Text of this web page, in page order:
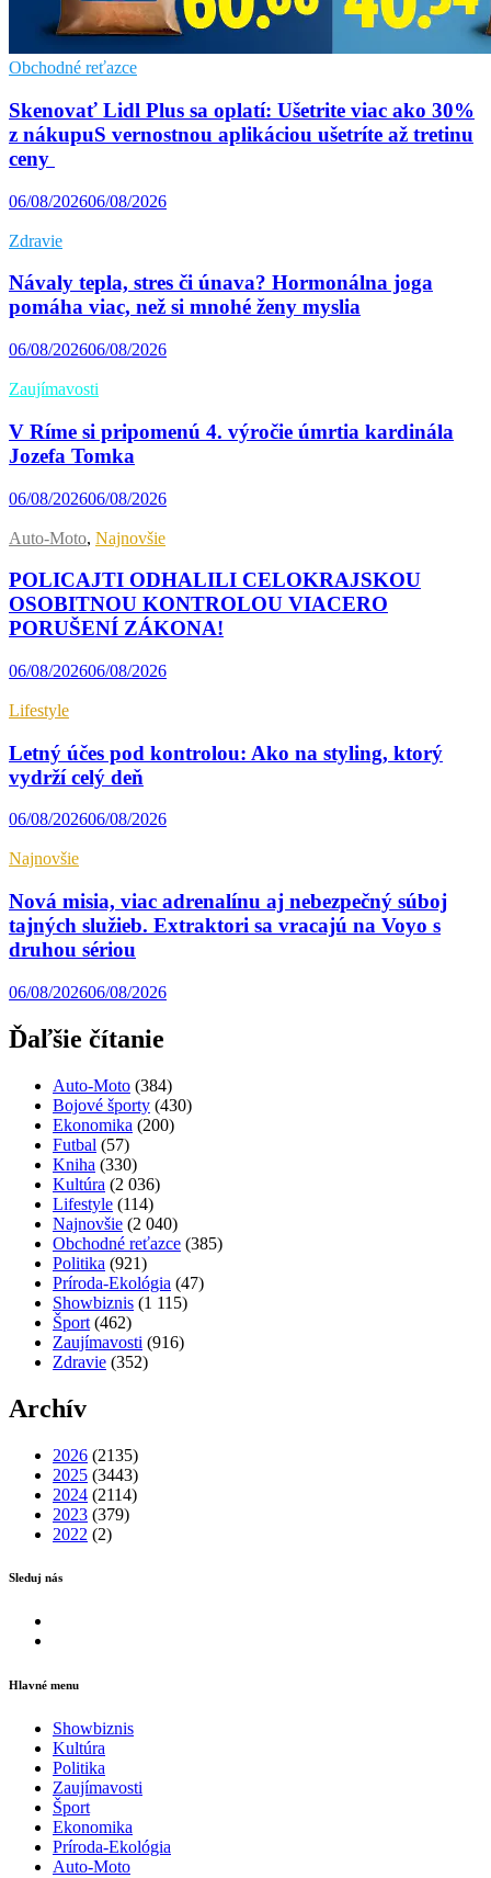
Obchodné reťazce
Skenovať Lidl Plus sa oplatí: Ušetrite viac ako 30%
z nákupuS vernostnou aplikáciou ušetríte až tretinu
ceny
06/08/202606/08/2026
Zdravie
Návaly tepla, stres či únava? Hormonálna joga
pomáha viac, než si mnohé ženy myslia
06/08/202606/08/2026
Zaujímavosti
V Ríme si pripomenú 4. výročie úmrtia kardinála
Jozefa Tomka
06/08/202606/08/2026
Auto-Moto, Najnovšie
POLICAJTI ODHALILI CELOKRAJSKOU
OSOBITNOU KONTROLOU VIACERO
PORUŠENÍ ZÁKONA!
06/08/202606/08/2026
Lifestyle
Letný účes pod kontrolou: Ako na styling, ktorý
vydrží celý deň
06/08/202606/08/2026
Najnovšie
Nová misia, viac adrenalínu aj nebezpečný súboj
tajných služieb. Extraktori sa vracajú na Voyo s
druhou sériou
06/08/202606/08/2026
Ďaľšie čítanie
Auto-Moto (384)
Bojové športy (430)
Ekonomika (200)
Futbal (57)
Kniha (330)
Kultúra (2 036)
Lifestyle (114)
Najnovšie (2 040)
Obchodné reťazce (385)
Politika (921)
Príroda-Ekológia (47)
Showbiznis (1 115)
Šport (462)
Zaujímavosti (916)
Zdravie (352)
Archív
2026 (2135)
2025 (3443)
2024 (2114)
2023 (379)
2022 (2)
Sleduj nás
Hlavné menu
Showbiznis
Kultúra
Politika
Zaujímavosti
Šport
Ekonomika
Príroda-Ekológia
Auto-Moto